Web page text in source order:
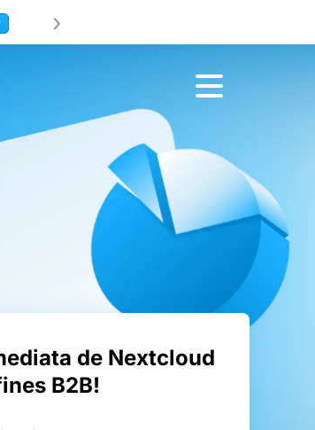
›
de Nextcloud
B2B!